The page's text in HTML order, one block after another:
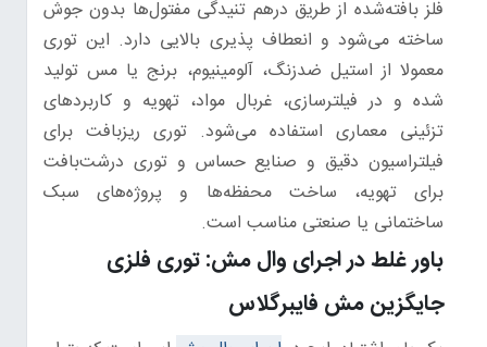
فلز بافته‌شده از طریق درهم تنیدگی مفتول‌ها بدون جوش
ساخته می‌شود و انعطاف پذیری بالایی دارد. این توری
معمولا از استیل ضدزنگ، آلومینیوم، برنج یا مس تولید
شده و در فیلترسازی، غربال مواد، تهویه و کاربردهای
تزئینی معماری استفاده می‌شود. توری‌ ریز‌بافت برای
فیلتراسیون دقیق و صنایع حساس و توری درشت‌بافت
برای تهویه، ساخت محفظه‌ها و پروژه‌های سبک
ساختمانی یا صنعتی مناسب است.
باور غلط در اجرای وال مش: توری فلزی
جایگزین مش فایبرگلاس